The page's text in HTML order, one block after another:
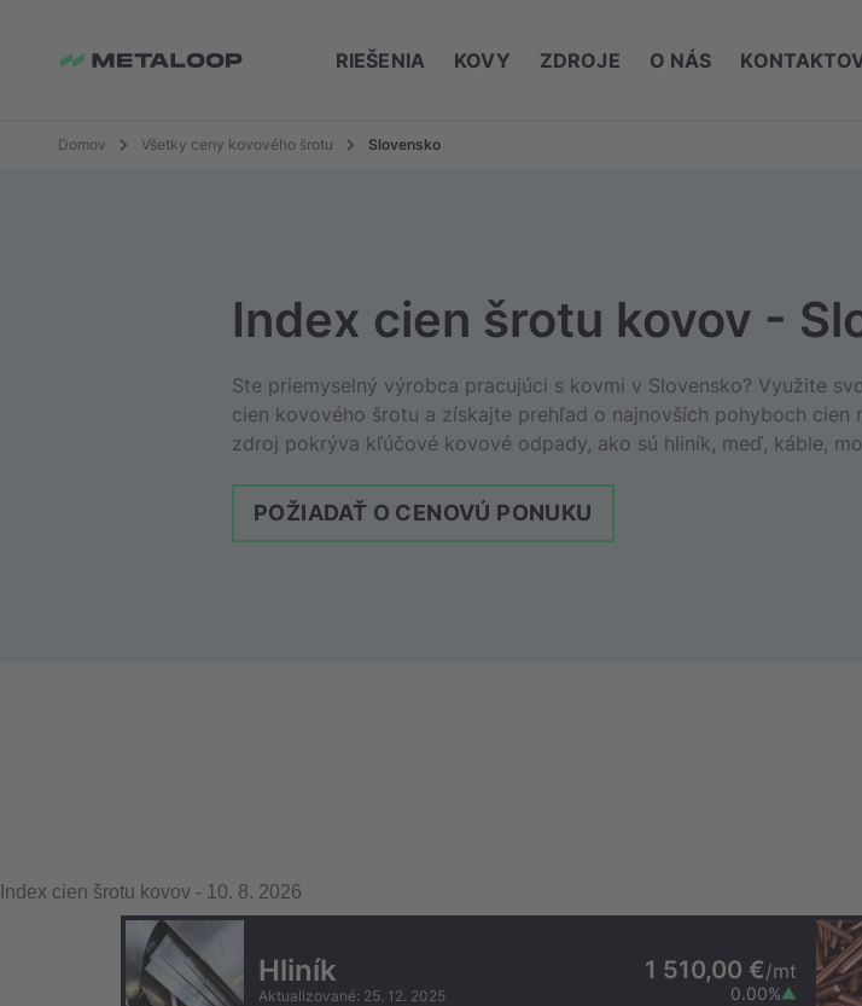
RIEŠENIA KOVY ZDROJE O NÁS
Domov Všetky ceny kovového šrotu Slovensko
Index cien šrotu kovov -
Ste priemyselný výrobca pracujúci s kovmi v Slovensko? Využite
cien kovového šrotu a získajte prehľad o najnovších pohyboch cien
zdroj pokrýva kľúčové kovové odpady, ako sú hliník, meď, káble,
POŽIADAŤ O CENOVÚ PONUKU
Index cien šrotu kovov - 10. 8. 2026
Hliník
Aktualizované: 25. 12. 2025
1 510,00 €/mt
0.00%